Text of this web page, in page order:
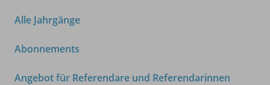
Alle Jahrgänge
Abonnements
Angebot für Referendare und Referendarinnen